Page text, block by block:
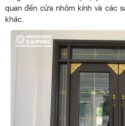
quan đến cửa nhôm kính và các
khác.